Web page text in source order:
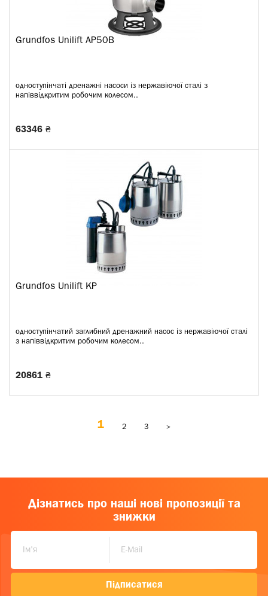
Grundfos Unilift AP50B
одноступінчаті дренажні насоси із нержавіючої сталі з
напіввідкритим робочим колесом..
63346 ₴
Grundfos Unilift KP
одноступінчатий заглибний дренажний насос із нержавіючої сталі
з напіввідкритим робочим колесом..
20861 ₴
1 2 3 >
Дізнатись про наші нові пропозиції та
знижки
Підписатися